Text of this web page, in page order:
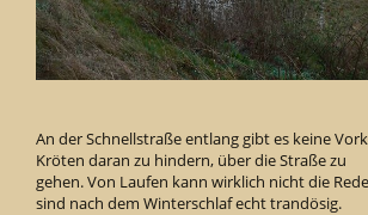
An der Schnellstraße entlang gibt es keine
Kröten daran zu hindern, über die Straße zu
gehen. Von Laufen kann wirklich nicht die
sind nach dem Winterschlaf echt trandösig.